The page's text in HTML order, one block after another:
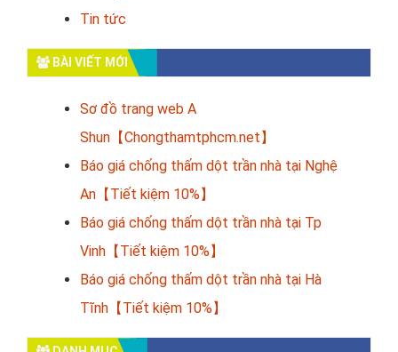
Tin tức
BÀI VIẾT MỚI
Sơ đồ trang web A
Shun【Chongthamtphcm.net】
Báo giá chống thấm dột trần nhà tại Nghệ
An【Tiết kiệm 10%】
Báo giá chống thấm dột trần nhà tại Tp
Vinh【Tiết kiệm 10%】
Báo giá chống thấm dột trần nhà tại Hà
Tĩnh【Tiết kiệm 10%】